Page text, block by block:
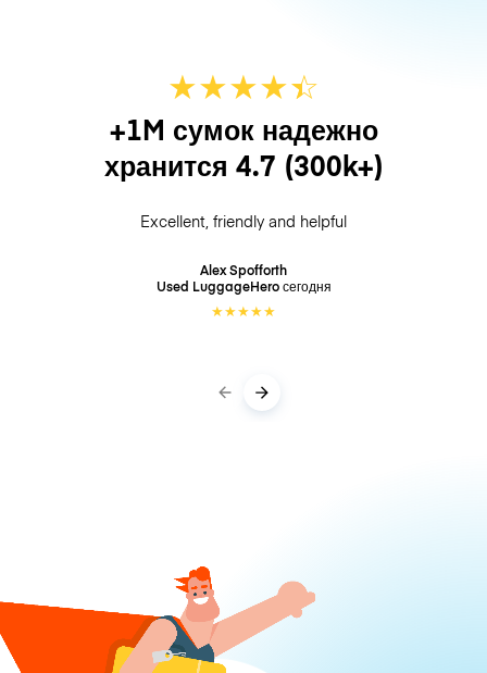
★★★★☆
★
+1M сумок надежно
хранится 4.7 (300k+)
Excellent, friendly and helpful
Alex Spofforth
Used LuggageHeroсегодня
★★★★★